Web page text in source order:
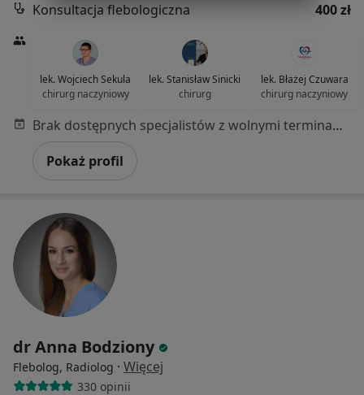
Konsultacja flebologiczna
400 zł
lek. Wojciech Sekula
chirurg naczyniowy
lek. Stanisław Sinicki
chirurg
lek. Błażej Czuwara
chirurg naczyniowy
Brak dostępnych specjalistów z wolnymi terminami w tym centrum medycznym.
Pokaż profil
dr Anna Bodziony
Flebolog, Radiolog · Więcej
330 opinii